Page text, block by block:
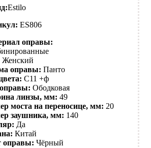
Estilo
ES806
оправы:
Женский
оправы: Панто
C11 +ф
Ободковая
линзы, мм: 49
моста на переносице, мм: 20
заушника, мм: 140
Да
Китай
оправы: Чёрный